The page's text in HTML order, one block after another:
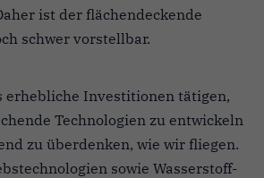
ist der flächendeckende
schwer vorstellbar.
erhebliche Investitionen tätigen,
Technologien zu entwickeln
zu überdenken, wie wir fliegen.
sowie Wasserstoff-